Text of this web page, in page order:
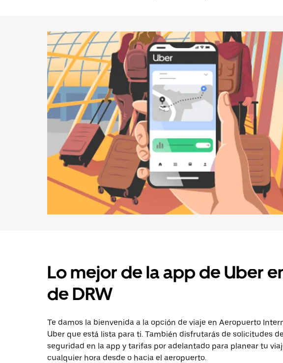
Lo mejor de la app de Uber
de DRW
Te damos la bienvenida a la opción de viaje en Aeropuerto
Uber que está lista para ti. También disfrutarás de solicitudes
seguridad en la app y tarifas por adelantado para planear tu
cualquier hora desde o hacia el aeropuerto.